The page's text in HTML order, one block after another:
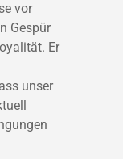
vor
Gespür
Er
unser